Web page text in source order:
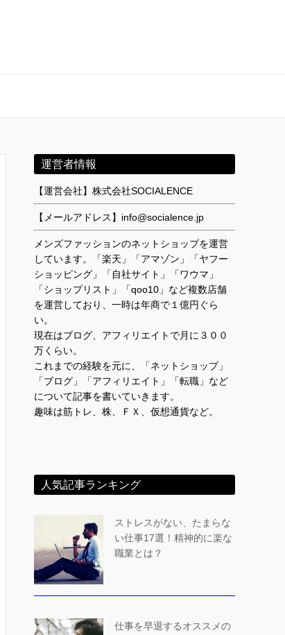
運営者情報
【運営会社】株式会社SOCIALENCE
【メールアドレス】info@socialence.jp
メンズファッションのネットショップを運営
しています。「楽天」「アマゾン」「ヤフー
ショッピング」「自社サイト」「ワウマ」
「ショップリスト」「qoo10」など複数店舗
を運営しており、一時は年商で１億円ぐら
い。
現在はブログ、アフィリエイトで月に３００
万くらい。
これまでの経験を元に、「ネットショップ」
「ブログ」「アフィリエイト」「転職」など
について記事を書いていきます。
趣味は筋トレ、株、ＦＸ、仮想通貨など。
人気記事ランキング
ストレスがない、たまらな
い仕事17選！精神的に楽な
職業とは？
仕事を早退するオススメの